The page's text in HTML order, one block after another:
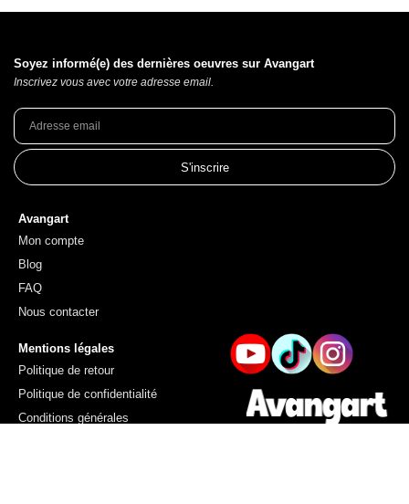
Avangart
Mon compte
Blog
FAQ
Nous contacter
Soyez informé(e) des dernières oeuvres sur Avangart
Inscrivez vous avec votre adresse email.
S'inscrire
Mentions légales
Politique de retour
Politique de confidentialité
Conditions générales